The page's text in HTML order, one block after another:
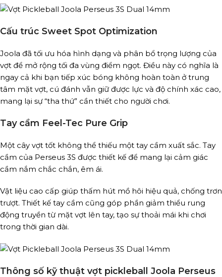
Cấu trúc Sweet Spot Optimization
Joola đã tối ưu hóa hình dạng và phân bổ trọng lượng của
vợt để mở rộng tối đa vùng điểm ngọt. Điều này có nghĩa là
ngay cả khi bạn tiếp xúc bóng không hoàn toàn ở trung
tâm mặt vợt, cú đánh vẫn giữ được lực và độ chính xác cao,
mang lại sự “tha thứ” cần thiết cho người chơi.
Tay cầm Feel-Tec Pure Grip
Một cây vợt tốt không thể thiếu một tay cầm xuất sắc. Tay
cầm của Perseus 3S được thiết kế để mang lại cảm giác
cầm nắm chắc chắn, êm ái.
Vật liệu cao cấp giúp thấm hút mồ hôi hiệu quả, chống trơn
trượt. Thiết kế tay cầm cũng góp phần giảm thiểu rung
động truyền từ mặt vợt lên tay, tạo sự thoải mái khi chơi
trong thời gian dài.
Thông số kỹ thuật vợt pickleball Joola Perseus